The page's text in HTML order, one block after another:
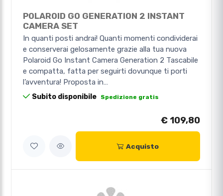
POLAROID GO GENERATION 2 INSTANT
CAMERA SET
In quanti posti andrai! Quanti momenti condividerai
e conserverai gelosamente grazie alla tua nuova
Polaroid Go Instant Camera Generation 2 Tascabile
e compatta, fatta per seguirti dovunque ti porti
l’avventura! Proposta in…
Subito disponibile Spedizione gratis
€ 109,80
Acquisto